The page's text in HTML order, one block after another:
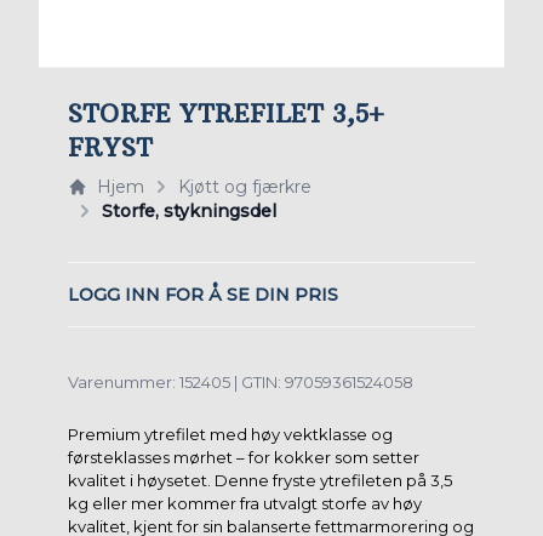
STORFE YTREFILET 3,5+
FRYST
Hjem
Kjøtt og fjærkre
Storfe, stykningsdel
LOGG INN FOR Å SE DIN PRIS
Varenummer: 152405 | GTIN: 97059361524058
Premium ytrefilet med høy vektklasse og
førsteklasses mørhet – for kokker som setter
kvalitet i høysetet. Denne fryste ytrefileten på 3,5
kg eller mer kommer fra utvalgt storfe av høy
kvalitet, kjent for sin balanserte fettmarmorering og